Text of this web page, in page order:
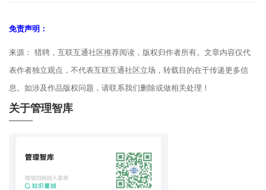
免责声明：
来源： 猎聘，互联互通社区推荐阅读，版权归作者所有。文章内容仅代
表作者独立观点，不代表互联互通社区立场，转载目的在于传递更多信
息。如涉及作品版权问题，请联系我们删除或做相关处理！
关于管理智库